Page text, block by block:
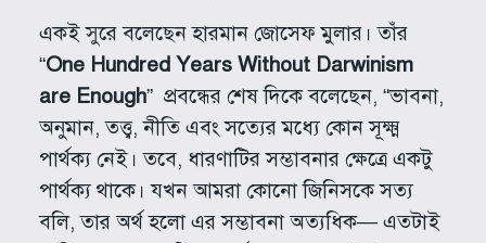
একই সুরে বলেছেন হারমান জোসেফ মুলার। তাঁর
“One Hundred Years Without Darwinism
are Enough” প্রবন্ধের শেষ দিকে বলেছেন, “ভাবনা,
অনুমান, তত্ত্ব, নীতি এবং সত্যের মধ্যে কোন সূক্ষ্ম
পার্থক্য নেই। তবে, ধারণাটির সম্ভাবনার ক্ষেত্রে একটু
পার্থক্য থাকে। যখন আমরা কোনো জিনিসকে সত্য
বলি, তার অর্থ হলো এর সম্ভাবনা অত্যধিক— এতটাই